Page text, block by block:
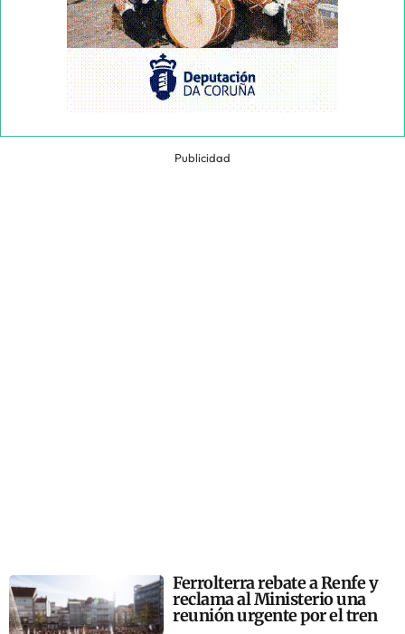
Publicidad
Ferrolterra rebate a Renfe y
reclama al Ministerio una
reunión urgente por el tren